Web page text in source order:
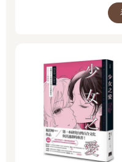
到相當大的迴響，也才有機
所讀的這本《日花閃爍》。
語。每一個詞，我都寫一首
個主題，分別是景、厝（家
澀、甘。這是我26年的生活
寫詩對我來說是把生活的皺
沒時間仔細端詳這些痕跡
下，滿是倉促的我不慎遺
有些是尚未整理的故事，有